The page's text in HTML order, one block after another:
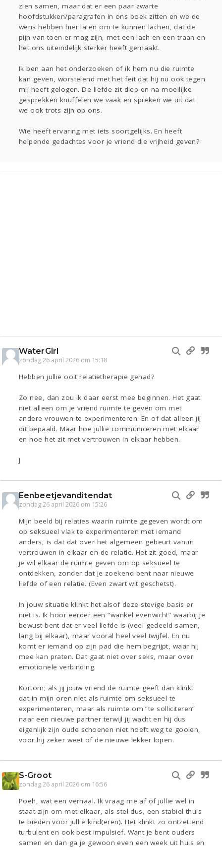
zien samen, maar dat er een paar zwarte
hoofdstukken/paragrafen in ons boek zitten en we de
wens hebben hier laten om te kunnen lachen, dat de
pijn van toen er mag zijn, met een lach en een traan en
het ons uiteindelijk sterker heeft gemaakt.
Ik ben aan het onderzoeken of ik hem nu die ruimte
kan geven, worstelend met het feit dat hij nu ook tegen
mij heeft gelogen. De liefde zit diep en na moeilijke
gesprekken knuffelen we vaak en spreken we uit dat
we ook trots zijn op ons.
Wie heeft ervaring met iets soortgelijks. En heeft
helpende gedachtes voor je vriend die vrijheid geven?
WaterGirl
zondag 26 april 2026 om 15:18
Hebben jullie ooit relatietherapie gehad?
Zo nee, dan zou ik daar eerst mee beginnen. Het gaat
niet alleen om je vriend ruimte te geven om met
andere vrouwen te experimenteren. En of dat alleen jij
dit bepaald. Maar hoe jullie communiceren met elkaar
en hoe het zit met vertrouwen in elkaar hebben.
J
Eenbeetjevanditendat
zondag 26 april 2026 om 15:26
Mijn beeld bij relaties waarin ruimte gegeven wordt om
op seksueel vlak te experimenteren met iemand
anders, is dat dat over het algemeen gebeurt vanuit
vertrouwen in elkaar en de relatie. Het zit goed, maar
je wil elkaar de ruimte geven om op seksueel te
ontdekken, zonder dat je zoekend bent naar nieuwe
liefde of een relatie. (Even zwart wit geschetst).
In jouw situatie klinkt het alsof deze stevige basis er
niet is. Ik hoor eerder een “wankel evenwicht” waarbij je
bewust bent dat er veel liefde is (veel gedeeld samen,
lang bij elkaar), maar vooral heel veel twijfel. En nu
komt er iemand op zijn pad die hem begrijpt, waar hij
mee kan praten. Dat gaat niet over seks, maar over
emotionele verbinding.
Kortom; als jij jouw vriend de ruimte geeft dan klinkt
dat in mijn oren niet als ruimte om seksueel te
experimenteren, maar als ruimte om “te solliciteren”
naar een nieuwe partner terwijl jij wacht en hij dus
eigenlijk zijn oude schoenen niet hoeft weg te gooien,
voor hij zeker weet of de nieuwe lekker lopen.
S-Groot
zondag 26 april 2026 om 16:56
Poeh, wat een verhaal. Ik vraag me af of jullie wel in
staat zijn om met elkaar, als stel dus, een stabiel thuis
te bieden voor jullie kind(eren). Het klinkt zo ontzettend
turbulent en ook best impulsief. Want je bent ouders
samen en dan ga je gewoon even een week uit huis en